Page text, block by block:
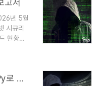
. 이번
캠
해 사용
에게 로
안내문
고서
년 5월
시큐리
현황을
이
성코드오픈소스 게임 개발 도구 RenPy로 유포되는 HijackLoader